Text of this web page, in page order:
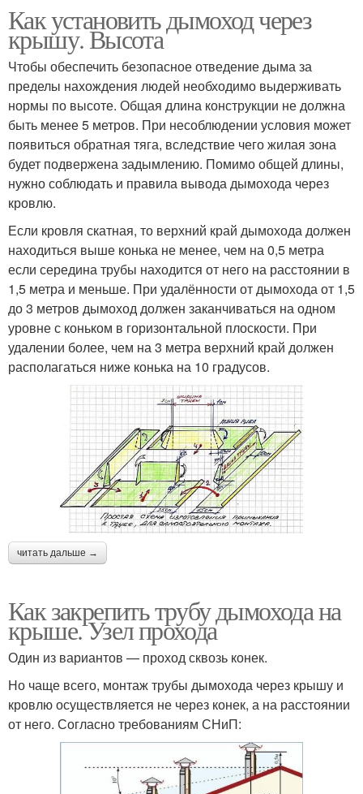
Как установить дымоход через
крышу. Высота
Чтобы обеспечить безопасное отведение дыма за
пределы нахождения людей необходимо выдерживать
нормы по высоте. Общая длина конструкции не должна
быть менее 5 метров. При несоблюдении условия может
появиться обратная тяга, вследствие чего жилая зона
будет подвержена задымлению. Помимо общей длины,
нужно соблюдать и правила вывода дымохода через
кровлю.
Если кровля скатная, то верхний край дымохода должен
находиться выше конька не менее, чем на 0,5 метра
если середина трубы находится от него на расстоянии в
1,5 метра и меньше. При удалённости от дымохода от 1,5
до 3 метров дымоход должен заканчиваться на одном
уровне с коньком в горизонтальной плоскости. При
удалении более, чем на 3 метра верхний край должен
располагаться ниже конька на 10 градусов.
читать дальше →
Как закрепить трубу дымохода на
крыше. Узел прохода
Один из вариантов — проход сквозь конек.
Но чаще всего, монтаж трубы дымохода через крышу и
кровлю осуществляется не через конек, а на расстоянии
от него. Согласно требованиям СНиП: